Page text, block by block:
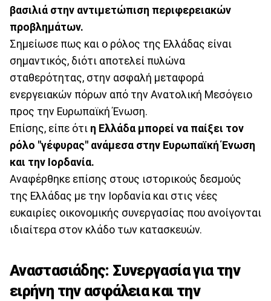
βασιλιά στην αντιμετώπιση περιφερειακών
προβλημάτων.
Σημείωσε πως και ο ρόλος της Ελλάδας είναι
σημαντικός, διότι αποτελεί πυλώνα
σταθερότητας, στην ασφαλή μεταφορά
ενεργειακών πόρων από την Ανατολική Μεσόγειο
προς την Ευρωπαϊκή Ένωση.
Επίσης, είπε ότι η Ελλάδα μπορεί να παίξει τον
ρόλο "γέφυρας" ανάμεσα στην Ευρωπαϊκή Ένωση
και την Ιορδανία.
Αναφέρθηκε επίσης στους ιστορικούς δεσμούς
της Ελλάδας με την Ιορδανία και στις νέες
ευκαιρίες οικονομικής συνεργασίας που ανοίγονται
ιδιαίτερα στον κλάδο των κατασκευών.
Αναστασιάδης: Συνεργασία για την
ειρήνη την ασφάλεια και την